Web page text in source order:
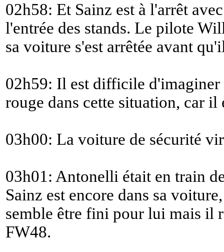
02h58: Et Sainz est à l'arrêt
l'entrée des stands. Le pilote
sa voiture s'est arrêtée avant
02h59: Il est difficile d'imaginer
rouge dans cette situation, car il
03h00: La voiture de sécurité
03h01: Antonelli était en train
Sainz est encore dans sa
semble être fini pour lui mais il
FW48.